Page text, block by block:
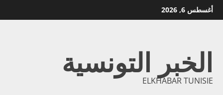
تخطي
إلى
أغسطس 6, 2026
الخبر التونسية
ELKHABAR TUNISIE